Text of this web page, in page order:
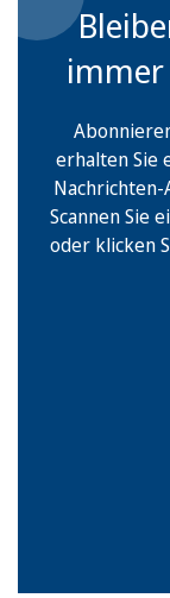
erhalten Sie
Scannen Sie
oder klicken